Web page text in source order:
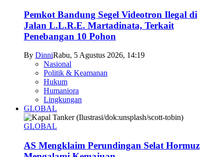
Pemkot Bandung Segel Videotron Ilegal di
Jalan L.L.R.E. Martadinata, Terkait
Penebangan 10 Pohon
By DinniRabu, 5 Agustus 2026, 14:19
Nasional
Politik & Keamanan
Hukum
Humaniora
Lingkungan
GLOBAL
GLOBAL
AS Mengklaim Perundingan Selat Hormuz